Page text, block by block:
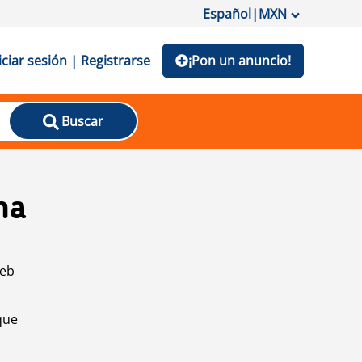
Español|MXN
sesión | Registrarse ¡Pon un anuncio!
Buscar